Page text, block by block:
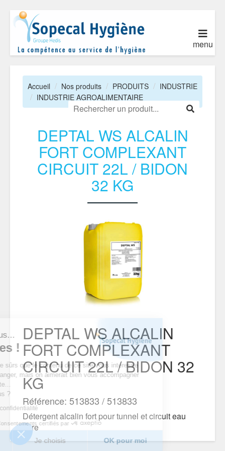
nous...
!
d’être sûrs que le contenu de ce site vous intéresse
déranger, mais on aimerait bien vous accompagner
visite...
vous ?
de confidentialité
Consentements certifiés par
Je choisis OK pour moi
menu
Accueil Nos produits PRODUITS
INDUSTRIE
INDUSTRIE AGROALIMENTAIRE
DEPTAL WS ALCALIN
FORT COMPLEXANT
CIRCUIT 22L / BIDON
32 KG
DEPTAL WS ALCALIN
FORT COMPLEXANT
CIRCUIT 22L / BIDON 32
KG
Référence: 513833 / 513833
Détergent alcalin fort pour tunnel et circuit eau
dure
DOCUMENTS